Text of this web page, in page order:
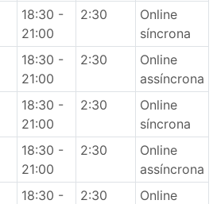
18:30 -
21:00
2:30
Online
síncrona
18:30 -
21:00
2:30
Online
assíncrona
18:30 -
21:00
2:30
Online
síncrona
18:30 -
21:00
2:30
Online
assíncrona
18:30 -
2:30
Online